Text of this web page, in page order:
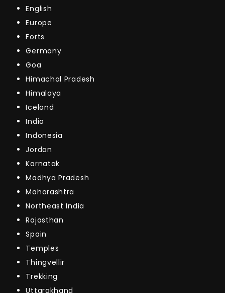
English
Europe
Forts
Germany
Goa
Himachal Pradesh
Himalaya
Iceland
India
Indonesia
Jordan
Karnatak
Madhya Pradesh
Maharashtra
Northeast India
Rajasthan
Spain
Temples
Thingvellir
Trekking
Uttarakhand